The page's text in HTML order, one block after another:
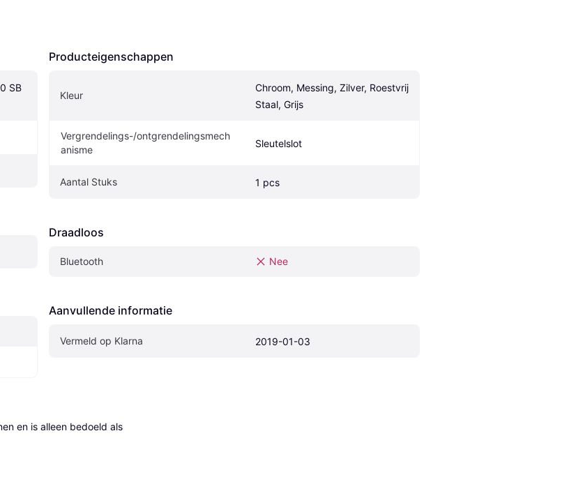
SB
Producteigenschappen
Kleur
Chroom, Messing, Zilver, Roestvrij
Staal, Grijs
Vergrendelings-/ontgrendelingsmech
anisme
Sleutelslot
Aantal Stuks 1 pcs
Draadloos
Bluetooth Nee
Aanvullende informatie
Vermeld op Klarna 2019-01-03
en is alleen bedoeld als